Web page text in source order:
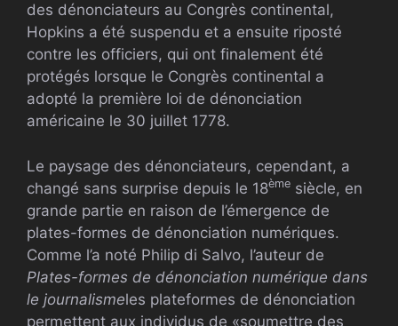
des dénonciateurs au Congrès continental,
Hopkins a été suspendu et a ensuite riposté
contre les officiers, qui ont finalement été
protégés lorsque le Congrès continental a
adopté la première loi de dénonciation
américaine le 30 juillet 1778.
Le paysage des dénonciateurs, cependant, a
changé sans surprise depuis le 18ème siècle, en
grande partie en raison de l’émergence de
plates-formes de dénonciation numériques.
Comme l’a noté Philip di Salvo, l’auteur de
Plates-formes de dénonciation numérique dans
le journalismeles plateformes de dénonciation
permettent aux individus de «soumettre des